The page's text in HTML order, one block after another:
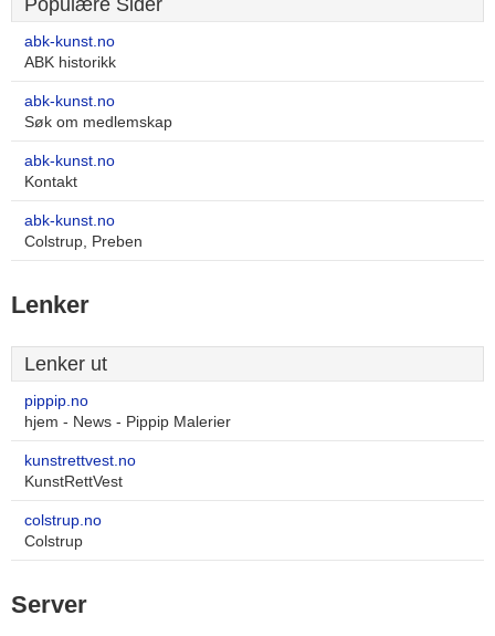
Populære Sider
abk-kunst.no
ABK historikk
abk-kunst.no
Søk om medlemskap
abk-kunst.no
Kontakt
abk-kunst.no
Colstrup, Preben
Lenker
Lenker ut
pippip.no
hjem - News - Pippip Malerier
kunstrettvest.no
KunstRettVest
colstrup.no
Colstrup
Server